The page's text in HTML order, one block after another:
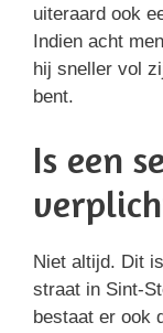
uiteraard ook
Indien acht
hij sneller vol
bent.
Is een
Niet altijd. Dit
straat in Sint-
bestaat er ook